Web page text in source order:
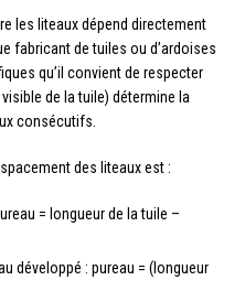
les liteaux dépend directement
fabricant de tuiles ou d’ardoises
qu’il convient de respecter
de la tuile) détermine la
consécutifs.
des liteaux est :
= longueur de la tuile –
développé : pureau = (longueur